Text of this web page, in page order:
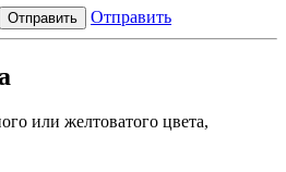
Отправить Отправить
или желтоватого цвета,